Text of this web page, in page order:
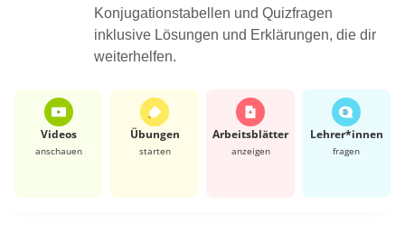
Konjugationstabellen und Quizfragen
inklusive Lösungen und Erklärungen, die dir
weiterhelfen.
Videos
anschauen
Übungen
starten
Arbeits­blätter
anzeigen
Lehrer*​innen
fragen